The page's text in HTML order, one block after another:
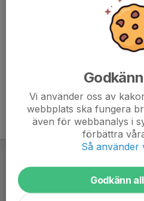
Vi använder oss av
webbplats ska fungera
även för webbanalys i
förbättra
Så använder
Godkänn